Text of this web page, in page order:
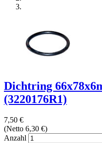
Dichtring
(3220176R1)
7,50 €
(Netto 6,30 €)
Anzahl